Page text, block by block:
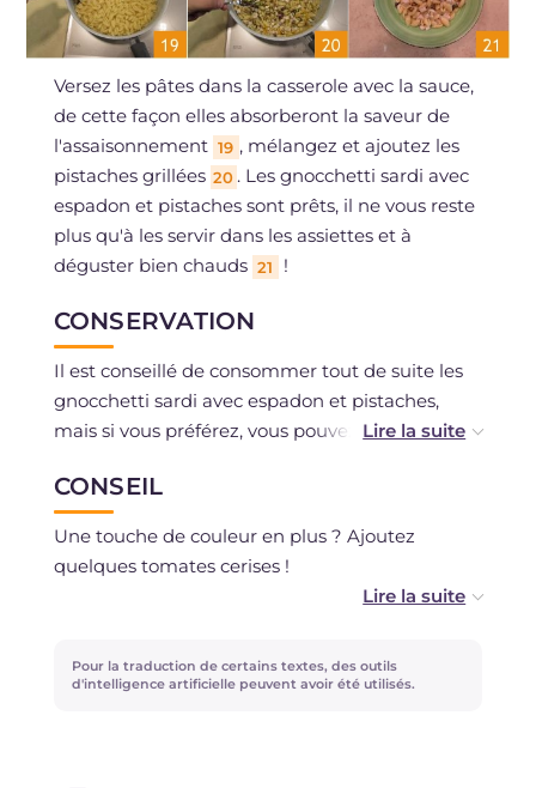
Versez les pâtes dans la casserole avec la sauce,
de cette façon elles absorberont la saveur de
l'assaisonnement 19 , mélangez et ajoutez les
pistaches grillées 20 . Les gnocchetti sardi avec
espadon et pistaches sont prêts, il ne vous reste
plus qu'à les servir dans les assiettes et à
déguster bien chauds 21 !
CONSERVATION
Il est conseillé de consommer tout de suite les
gnocchetti sardi avec espadon et pistaches,
mais si vous préférez, vous pouvez les conserver
plaçant dans un récipient hermétique.
CONSEIL
Une touche de couleur en plus ? Ajoutez
quelques tomates cerises !
particulier, essayez de remplacer l'espadon par
la lotte.
Pour la traduction de certains textes, des outils
d'intelligence artificielle peuvent avoir été utilisés.